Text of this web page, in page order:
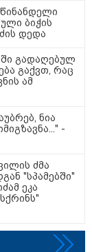
ბავშვის
ბიძამ ეკა
და ანი
ვთქვა!" -
ბიჭის
დედა
გადაღებულ
გაქვთ, რაც
ამ
ნია
-
ძმა
"სპამებში"
ეკა